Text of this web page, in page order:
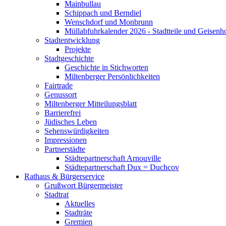
Mainbullau
Schippach und Berndiel
Wenschdorf und Monbrunn
Müllabfuhrkalender 2026 - Stadtteile und
Stadtentwicklung
Projekte
Stadtgeschichte
Geschichte in Stichworten
Miltenberger Persönlichkeiten
Fairtrade
Genussort
Miltenberger Mitteilungsblatt
Barrierefrei
Jüdisches Leben
Sehenswürdigkeiten
Impressionen
Partnerstädte
Städtepartnerschaft Arnouville
Städtepartnerschaft Dux = Duchcov
Rathaus & Bürgerservice
Grußwort Bürgermeister
Stadtrat
Aktuelles
Stadträte
Gremien